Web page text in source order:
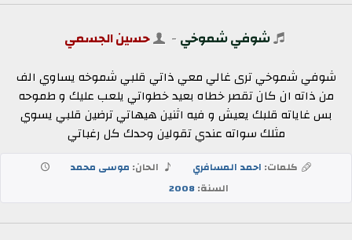
شوفي شموخي - حسين الجسمي
شوفي شموخي ترى غالي معي ذاتي قلبي شموخه يساوي الف
من ذاته ان كان تقصر خطاه بعيد خطواتي يلعب عليك و طموحه
بس غاياته قلبك يعيش و فيه اثنين هيهاتي ترضين قلبي يسوي
مثلك سواته عندي تقولين وحدك كل رغباتي
كلمات: احمد المسافري الحان: موسى محمد
السنة:2008